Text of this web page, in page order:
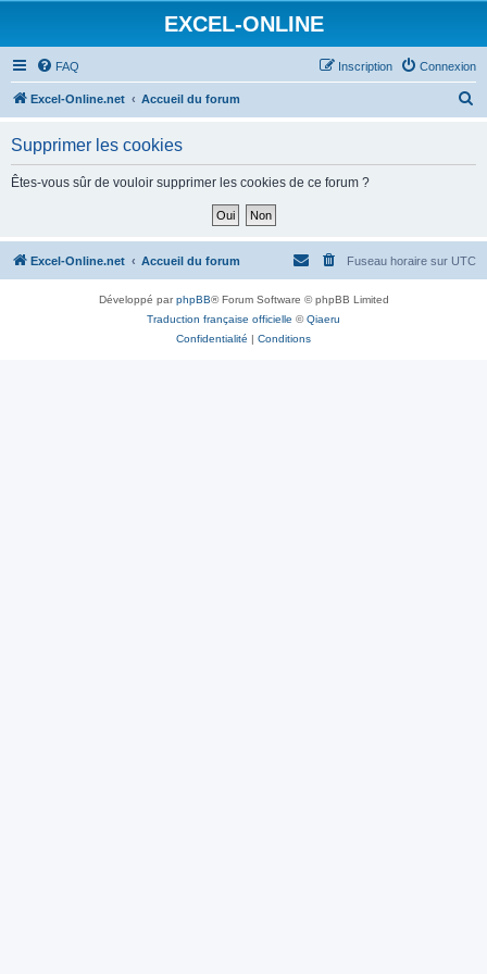
EXCEL-ONLINE
FAQ Connexion
Inscription
Excel-Online.net Accueil du forum
h
Supprimer les cookies
Êtes-vous sûr de vouloir supprimer les cookies de ce forum ?
Excel-Online.net Accueil du forum Fuseau horaire sur UTC
Développé parphpBB® Forum Software © phpBB Limited
Traduction française officielle ©Qiaeru
Confidentialité | Conditions